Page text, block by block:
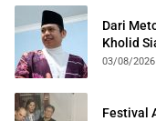
Dari
Kholid
03/08/2026
Festival